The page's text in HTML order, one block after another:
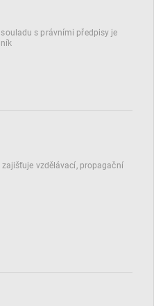
s právními předpisy je
vzdělávací, propagační